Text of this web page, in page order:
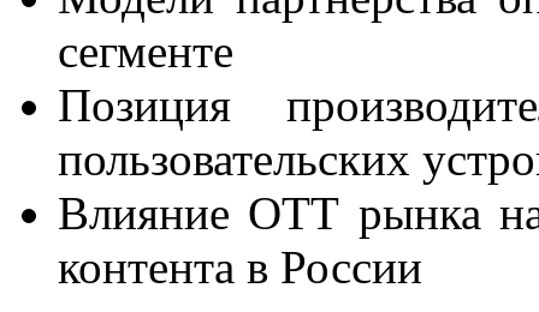
сегменте
Позиция
пользовательских
Влияние ОТТ рынка
контента в России